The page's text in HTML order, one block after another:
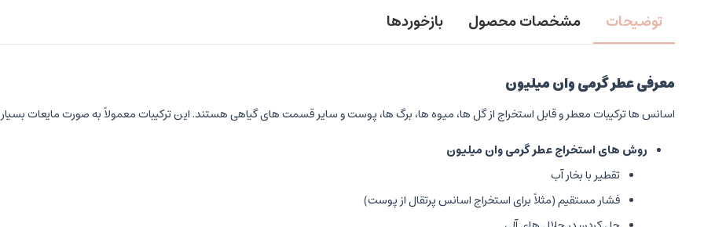
توضیحات مشخصات محصول بازخوردها
معرفی عطر گرمی وان میلیون
اسانس ها ترکیبات معطر و قابل استخراج از گل ها، میوه ها، برگ ها، پوست و سایر قسمت های گیاهی هستند. این ترکیبات معمولاً به صورت مایعات
روش های استخراج عطر گرمی وان میلیون
تقطیر با بخار آب
فشار مستقیم (مثلاً برای استخراج اسانس پرتقال از پوست)